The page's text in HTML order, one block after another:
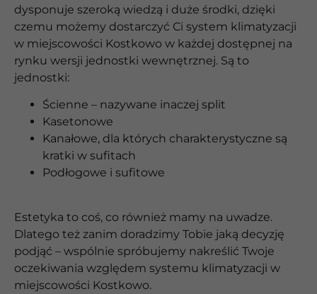
dysponuje szeroką wiedzą i duże środki, dzięki
czemu możemy dostarczyć Ci system klimatyzacji
w miejscowości Kostkowo w każdej dostępnej na
rynku wersji jednostki wewnętrznej. Są to
jednostki:
Ścienne – nazywane inaczej split
Kasetonowe
Kanałowe, dla których charakterystyczne są
kratki w sufitach
Podłogowe i sufitowe
Estetyka to coś, co również mamy na uwadze.
Dlatego też zanim doradzimy Tobie jaką decyzję
podjąć – wspólnie spróbujemy nakreślić Twoje
oczekiwania względem systemu klimatyzacji w
miejscowości Kostkowo.